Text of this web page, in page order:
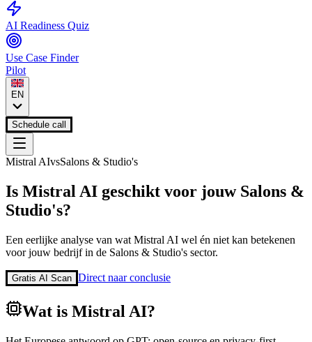
AI Readiness Quiz
Use Case Finder
Pilot
EN
Schedule call
Mistral AIvsSalons & Studio's
Is Mistral AI geschikt voor jouw Salons &
Studio's?
Een eerlijke analyse van wat Mistral AI wel én niet kan betekenen
voor jouw bedrijf in de Salons & Studio's sector.
Gratis AI Scan Direct naar conclusie
Wat is Mistral AI?